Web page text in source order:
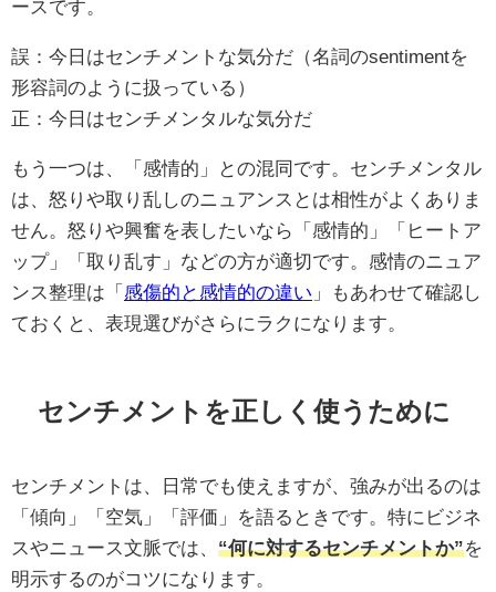
ースです。
誤：今日はセンチメントな気分だ（名詞のsentimentを
形容詞のように扱っている）
正：今日はセンチメンタルな気分だ
もう一つは、「感情的」との混同です。センチメンタル
は、怒りや取り乱しのニュアンスとは相性がよくありま
せん。怒りや興奮を表したいなら「感情的」「ヒートア
ップ」「取り乱す」などの方が適切です。感情のニュア
ンス整理は「 感傷的と感情的の違い 」もあわせて確認し
ておくと、表現選びがさらにラクになります。
センチメントを正しく使うために
センチメントは、日常でも使えますが、強みが出るのは
「傾向」「空気」「評価」を語るときです。特にビジネ
スやニュース文脈では、 “何に対するセンチメントか”を
明示するのがコツになります。